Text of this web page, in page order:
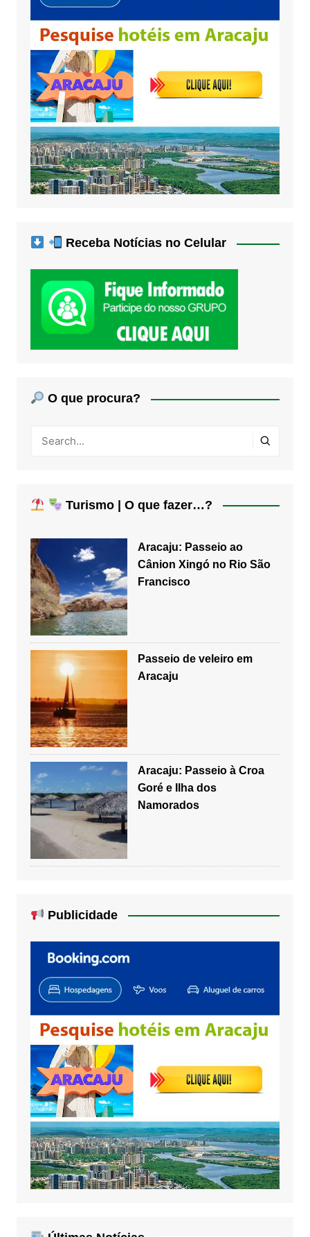
Receba Notícias no Celular
O que procura?
Turismo | O que fazer…?
Aracaju: Passeio ao
Cânion Xingó no Rio São
Francisco
Passeio de veleiro em
Aracaju
Aracaju: Passeio à Croa
Goré e Ilha dos
Namorados
Publicidade